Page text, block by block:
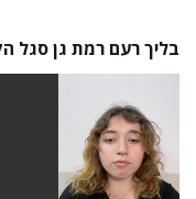
בליך רעם רמת גן סגל